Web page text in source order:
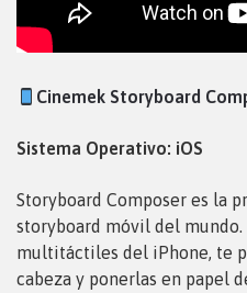
Cinemek Storyboard
Sistema Operativo: iOS
Storyboard Composer es la
storyboard móvil del
multitáctiles del iPhone, te
cabeza y ponerlas en papel